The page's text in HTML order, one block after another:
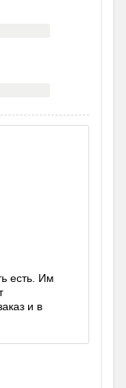
есть. Им
и в